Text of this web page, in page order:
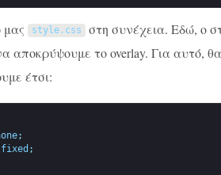
μας style. css στη συνέχεια. Εδώ, ο
αποκρύψουμε το overlay. Για αυτό,
έτσι:
;
fixed ;